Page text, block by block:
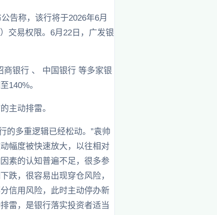
告称，该行将于2026年6月
交易权限。6月22日，广发银
商银行 、 中国银行 等多家银
140%。
主动排雷。
的多重逻辑已经松动。”袁帅
幅度被快速放大，以往相对
素的认知普遍不足，很多参
跌，很容易出现穿仓风险，
信用风险，此时主动停办新
雷，是银行落实投资者适当